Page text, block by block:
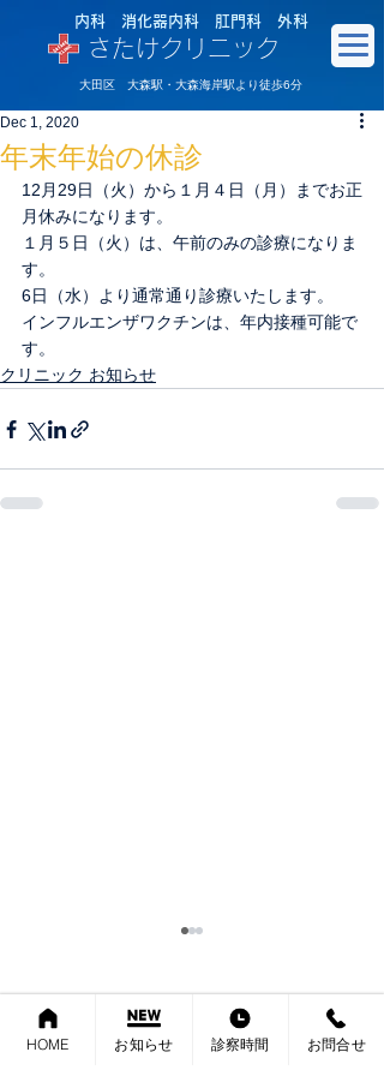
内科 消化器内科 肛門科 外科
さたけクリニック
大田区 大森駅・大森海岸駅より徒歩6分
年末年始の休診
Dec 1, 2020
12月29日（火）から１月４日（月）までお正
月休みになります。
１月５日（火）は、午前のみの診療になりま
す。
6日（水）より通常通り診療いたします。
インフルエンザワクチンは、年内接種可能で
す。
クリニック お知らせ
2026年６月より施行された診
療報酬改定に伴い、当院では
必要に応じて以下の加算を算
内科 消化器内科 肛門科 外科
さたけクリニック
HOME お知らせ 診察時間 お問合せ